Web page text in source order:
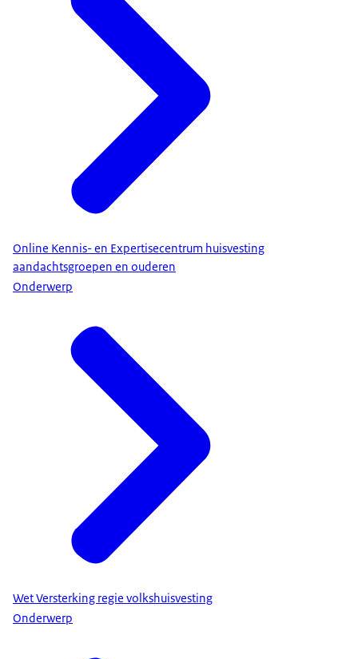
Online Kennis- en Expertisecentrum huisvesting
aandachtsgroepen en ouderen
Onderwerp
Wet Versterking regie volkshuisvesting
Onderwerp